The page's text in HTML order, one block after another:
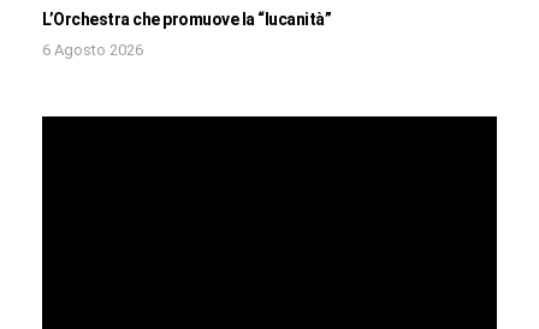
L’Orchestra che promuove la “lucanità”
6 Agosto 2026